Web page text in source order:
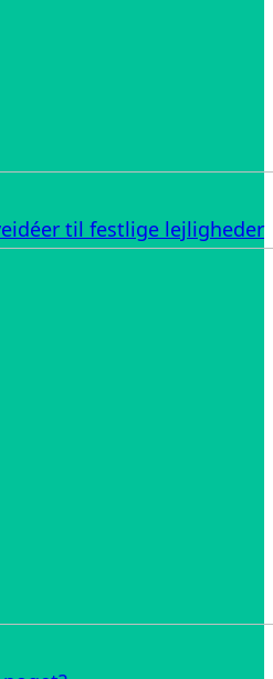
til festlige lejligheder